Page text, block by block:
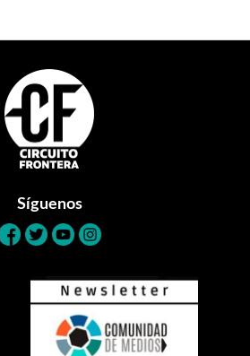
Síguenos